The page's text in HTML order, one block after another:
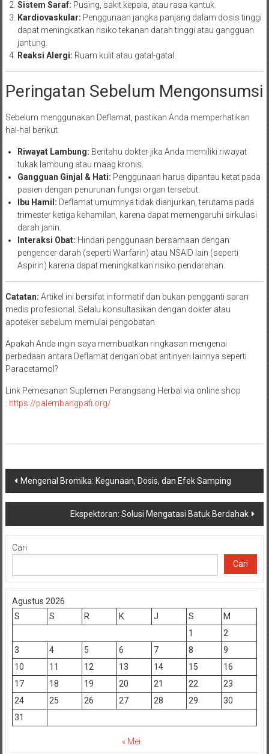
Sistem Saraf: Pusing, sakit kepala, atau rasa kantuk.
Kardiovaskular: Penggunaan jangka panjang dalam dosis tinggi
dapat meningkatkan risiko tekanan darah tinggi atau gangguan
jantung.
Reaksi Alergi: Ruam kulit atau gatal-gatal.
Peringatan Sebelum Mengonsumsi
Sebelum menggunakan Deflamat, pastikan Anda memperhatikan
hal-hal berikut:
Riwayat Lambung: Beritahu dokter jika Anda memiliki riwayat
tukak lambung atau maag kronis.
Gangguan Ginjal & Hati: Penggunaan harus dipantau ketat pada
pasien dengan penurunan fungsi organ tersebut.
Ibu Hamil: Deflamat umumnya tidak dianjurkan, terutama pada
trimester ketiga kehamilan, karena dapat memengaruhi sirkulasi
darah janin.
Interaksi Obat: Hindari penggunaan bersamaan dengan
pengencer darah (seperti Warfarin) atau NSAID lain (seperti
Aspirin) karena dapat meningkatkan risiko pendarahan.
Catatan: Artikel ini bersifat informatif dan bukan pengganti saran
medis profesional. Selalu konsultasikan dengan dokter atau
apoteker sebelum memulai pengobatan.
Apakah Anda ingin saya membuatkan ringkasan mengenai
perbedaan antara Deflamat dengan obat antinyeri lainnya seperti
Paracetamol?
Link Pemesanan Suplemen Perangsang Herbal via online shop
: https://palembangpafi.org/
Navigasi
pos
Mengenal Bromika: Kegunaan, Dosis, dan Efek Samping
Ekspektoran: Solusi Mengatasi Batuk Berdahak
Cari
Cari
Agustus 2026
S
S R K J S
M
1
2
3
4 5 6 7 8
9
10
11 12 13 14 15
16
17
18 19 20 21 22
23
24
25 26 27 28 29
30
31
« Mei